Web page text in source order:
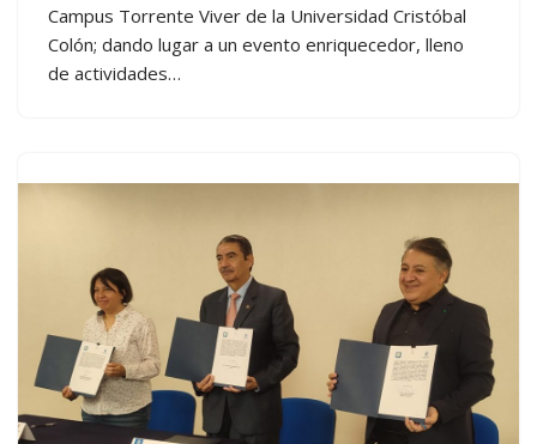
Campus Torrente Viver de la Universidad Cristóbal
Colón; dando lugar a un evento enriquecedor, lleno
de actividades…